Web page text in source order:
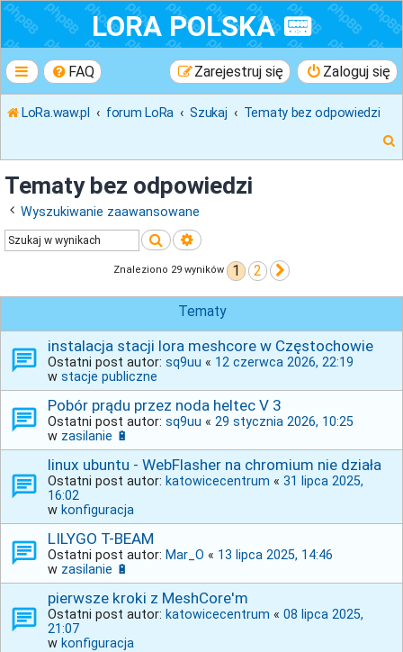
LORA POLSKA 📟
FAQ Zaloguj się
Zarejestruj się
LoRa.waw.pl forum LoRa Szukaj
Tematy bez odpowiedzi
Tematy bez odpowiedzi
Wyszukiwanie zaawansowane
SzukajWyszukiwanie zaawansowane
Znaleziono 29 wyników 1 2
Tematy
instalacja stacji lora meshcore w Częstochowie
Ostatni post autor: sq9uu « 12 czerwca 2026, 22:19
w stacje publiczne
Pobór prądu przez noda heltec V 3
Ostatni post autor: sq9uu « 29 stycznia 2026, 10:25
w zasilanie 🔋
linux ubuntu - WebFlasher na chromium nie działa
Ostatni post autor: katowicecentrum « 31 lipca 2025,
16:02
w konfiguracja
LILYGO T-BEAM
Ostatni post autor: Mar_O « 13 lipca 2025, 14:46
w zasilanie 🔋
pierwsze kroki z MeshCore'm
Ostatni post autor: katowicecentrum « 08 lipca 2025,
21:07
w konfiguracja